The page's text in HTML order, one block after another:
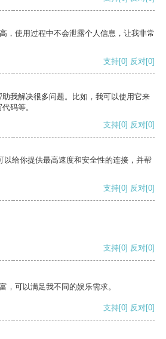
，使用过程中不会泄露个人信息，让我非常
支持[0] 反对[0]
我解决很多问题。比如，我可以使用它来
码等。
支持[0] 反对[0]
以给你提供最高速度和安全性的连接，并帮
支持[0] 反对[0]
支持[0] 反对[0]
，可以满足我不同的娱乐需求。
支持[0] 反对[0]